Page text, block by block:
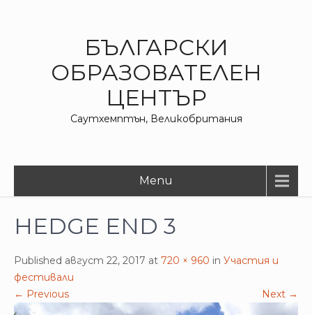
БЪЛГАРСКИ
ОБРАЗОВАТЕЛЕН
ЦЕНТЪР
Саутхемптън, Великобритания
Menu
HEDGE END 3
Published август 22, 2017 at 720 × 960 in Участия и
фестивали
← Previous Next →